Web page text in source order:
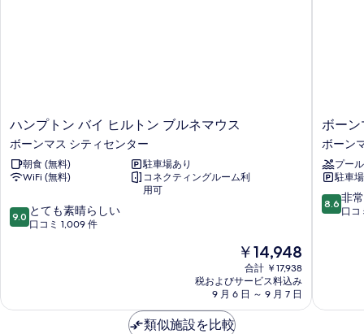
煙
の
す
て
の
を
の
詳
ハ
ン
プ
ト
ン
イ
ヒ
ネ
ハンプトン バイ ヒルトン ブルネマウス
ボーンマス シティセンター
朝食 (無料)
駐車場あり
WiFi (無料)
コネクティングルーム利
用可
10
段
も
9.0 とても素晴らしい
口コミ 1,009 件
現
在
の
料
金
￥14,948
合計 ￥17,938
税およびサービス料込み
9 月 6 日 ～ 9 月 7 日
ボ
ー
ン
マ
ス・
ハ
イ
ッ
ボーン
ボーン
プール
駐車
10
段
良
8.6 非
口コ
類似施設を比較